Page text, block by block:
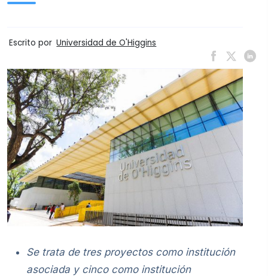
Escrito por Universidad de O'Higgins
Se trata de tres proyectos como institución
asociada y cinco como institución